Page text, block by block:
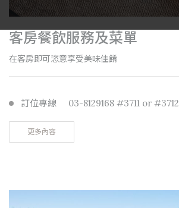
客房餐飲服務及菜單
在客房即可恣意享受美味佳餚
訂位專線 03-8129168 #3711 or #3712
更多內容